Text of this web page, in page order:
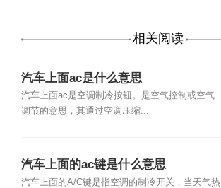
相关阅读
汽车上面ac是什么意思
汽车上面ac是空调制冷按钮。是空气控制或空气
调节的意思，其通过空调压缩...
汽车上面的ac键是什么意思
汽车上面的A/C键是指空调的制冷开关，当天气热